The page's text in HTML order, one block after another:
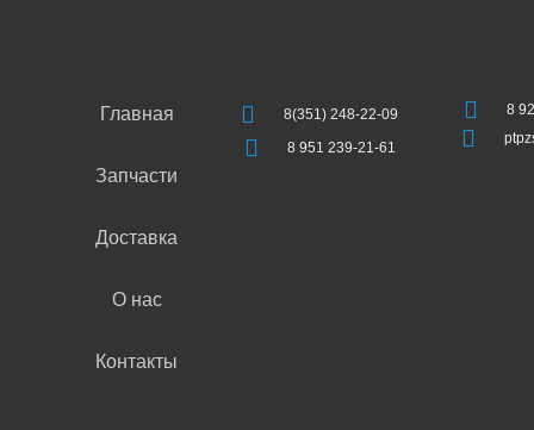
Главная
Запчасти
Доставка
О нас
Контакты
8(351) 248-22-09
8 951 239-21-61
8